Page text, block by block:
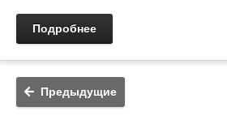
Подробнее
Предыдущие